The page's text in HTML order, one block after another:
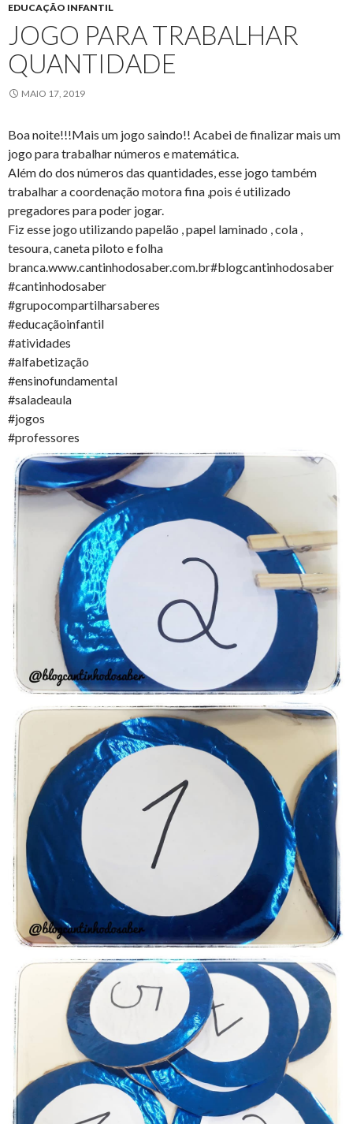
EDUCAÇÃO INFANTIL
JOGO PARA TRABALHAR
QUANTIDADE
MAIO 17, 2019
Boa noite!!!Mais um jogo saindo!! Acabei de finalizar mais um
jogo para trabalhar números e matemática.
Além do dos números das quantidades, esse jogo também
trabalhar a coordenação motora fina ,pois é utilizado
pregadores para poder jogar.
Fiz esse jogo utilizando papelão , papel laminado , cola ,
tesoura, caneta piloto e folha
branca.www.cantinhodosaber.com.br#blogcantinhodosaber
#cantinhodosaber
#grupocompartilharsaberes
#educaçãoinfantil
#atividades
#alfabetização
#ensinofundamental
#saladeaula
#jogos
#professores